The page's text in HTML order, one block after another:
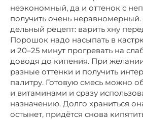
неэкономный, да и оттенок с
получить очень
дельный рецепт: варить хну
Порошок надо насыпать в
и 20–25 минут прогревать на
доводя до кипения. При
разные оттенки и получить
палитру. Готовую смесь можно
и витаминами и сразу
назначению. Долго храниться
остынет, придётся снова